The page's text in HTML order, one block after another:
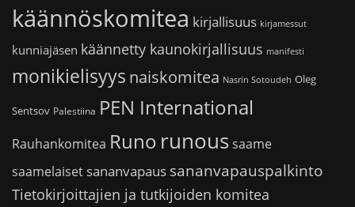
käännöskomitea kirjallisuus kirjamessut
kunniajäsen käännetty kaunokirjallisuus manifesti
monikielisyys naiskomitea Nasrin Sotoudeh Oleg
Sentsov Palestiina PEN International
Rauhankomitea Runo runoussaame
saamelaiset sananvapaus sananvapauspalkinto
Tietokirjoittajien ja tutkijoiden komitea